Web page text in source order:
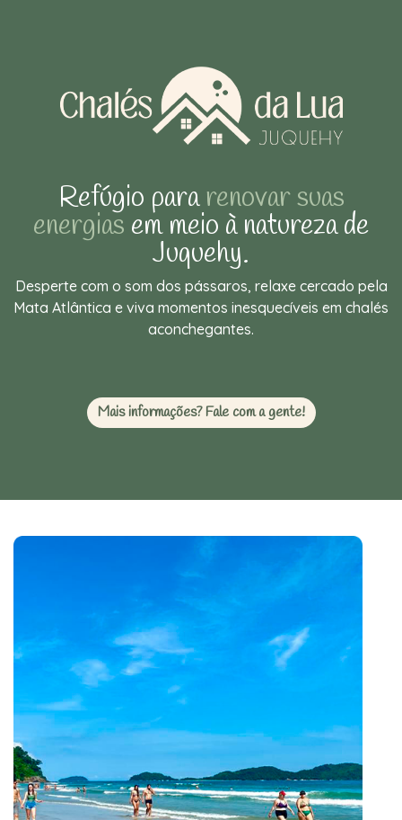
Refúgio pararenovar suas
energias em meio à natureza de
Juquehy.
Desperte com o som dos pássaros, relaxe cercado pela
Mata Atlântica e viva momentos inesquecíveis em chalés
aconchegantes.
Mais informações? Fale com a gente!